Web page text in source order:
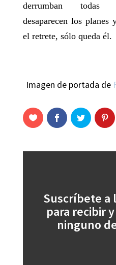
derrumban todas
desaparecen los
el retrete, sólo queda él.
Imagen de portada de
Suscríbete
para recibir
ninguno